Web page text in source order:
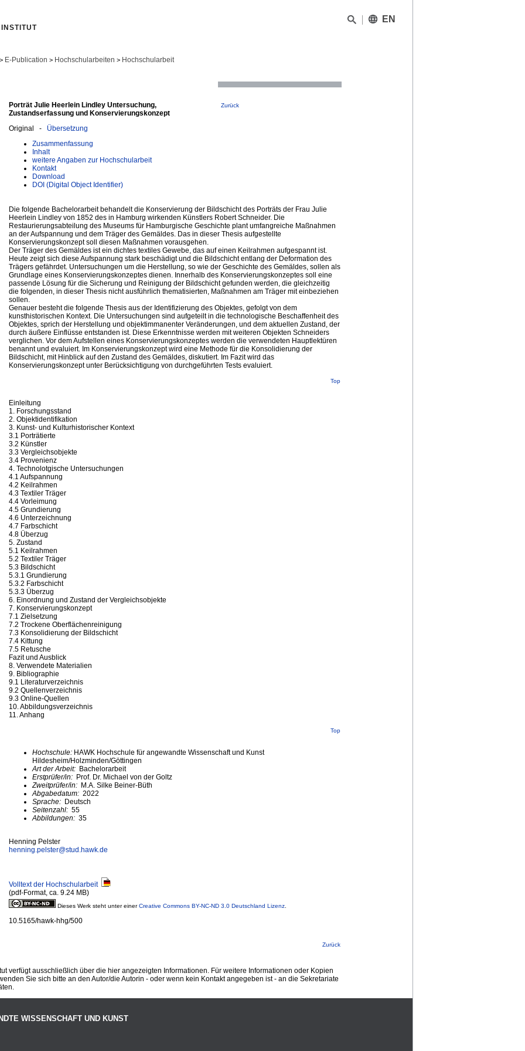
EN
> E-Publication > Hochschularbeiten > Hochschularbeit
Porträt Julie Heerlein Lindley Untersuchung,
Zustandserfassung und Konservierungskonzept
Zurück
Original - Übersetzung
Zusammenfassung
Inhalt
weitere Angaben zur Hochschularbeit
Kontakt
Download
DOI (Digital Object Identifier)
Die folgende Bachelorarbeit behandelt die Konservierung der Bildschicht des Porträts der Frau Julie
Heerlein Lindley von 1852 des in Hamburg wirkenden Künstlers Robert Schneider. Die
Restaurierungsabteilung des Museums für Hamburgische Geschichte plant umfangreiche Maßnahmen
an der Aufspannung und dem Träger des Gemäldes. Das in dieser Thesis aufgestellte
Konservierungskonzept soll diesen Maßnahmen vorausgehen.
Der Träger des Gemäldes ist ein dichtes textiles Gewebe, das auf einen Keilrahmen aufgespannt ist.
Heute zeigt sich diese Aufspannung stark beschädigt und die Bildschicht entlang der Deformation des
Trägers gefährdet. Untersuchungen um die Herstellung, so wie der Geschichte des Gemäldes, sollen als
Grundlage eines Konservierungskonzeptes dienen. Innerhalb des Konservierungskonzeptes soll eine
passende Lösung für die Sicherung und Reinigung der Bildschicht gefunden werden, die gleichzeitig
die folgenden, in dieser Thesis nicht ausführlich thematisierten, Maßnahmen am Träger mit einbeziehen
sollen.
Genauer besteht die folgende Thesis aus der Identifizierung des Objektes, gefolgt von dem
kunsthistorischen Kontext. Die Untersuchungen sind aufgeteilt in die technologische Beschaffenheit des
Objektes, sprich der Herstellung und objektimmanenter Veränderungen, und dem aktuellen Zustand, der
durch äußere Einflüsse entstanden ist. Diese Erkenntnisse werden mit weiteren Objekten Schneiders
verglichen. Vor dem Aufstellen eines Konservierungskonzeptes werden die verwendeten Hauptlektüren
benannt und evaluiert. Im Konservierungskonzept wird eine Methode für die Konsolidierung der
Bildschicht, mit Hinblick auf den Zustand des Gemäldes, diskutiert. Im Fazit wird das
Konservierungskonzept unter Berücksichtigung von durchgeführten Tests evaluiert.
Top
Einleitung
1. Forschungsstand
2. Objektidentifikation
3. Kunst- und Kulturhistorischer Kontext
3.1 Porträtierte
3.2 Künstler
3.3 Vergleichsobjekte
3.4 Provenienz
4. Technolotgische Untersuchungen
4.1 Aufspannung
4.2 Keilrahmen
4.3 Textiler Träger
4.4 Vorleimung
4.5 Grundierung
4.6 Unterzeichnung
4.7 Farbschicht
4.8 Überzug
5. Zustand
5.1 Keilrahmen
5.2 Textiler Träger
5.3 Bildschicht
5.3.1 Grundierung
5.3.2 Farbschicht
5.3.3 Überzug
6. Einordnung und Zustand der Vergleichsobjekte
7. Konservierungskonzept
7.1 Zielsetzung
7.2 Trockene Oberflächenreinigung
7.3 Konsolidierung der Bildschicht
7.4 Kittung
7.5 Retusche
Fazit und Ausblick
8. Verwendete Materialien
9. Bibliographie
9.1 Literaturverzeichnis
9.2 Quellenverzeichnis
9.3 Online-Quellen
10. Abbildungsverzeichnis
11. Anhang
Top
Hochschule: HAWK Hochschule für angewandte Wissenschaft und Kunst
Hildesheim/Holzminden/Göttingen
Art der Arbeit: Bachelorarbeit
Erstprüfer/in: Prof. Dr. Michael von der Goltz
Zweitprüfer/in: M.A. Silke Beiner-Büth
Abgabedatum: 2022
Sprache: Deutsch
Seitenzahl: 55
Abbildungen: 35
Henning Pelster
henning.pelster@stud.hawk.de
Volltext der Hochschularbeit
(pdf-Format, ca. 9.24 MB)
Dieses Werk steht unter einerCreative Commons BY-NC-ND 3.0 Deutschland Lizenz
10.5165/hawk-hhg/500
Zurück
verfügt ausschließlich über die hier angezeigten Informationen. Für weitere Informationen oder Kopien
Sie sich bitte an den Autor/die Autorin - oder wenn kein Kontakt angegeben ist - an die Sekretariate
WISSENSCHAFT UND KUNST